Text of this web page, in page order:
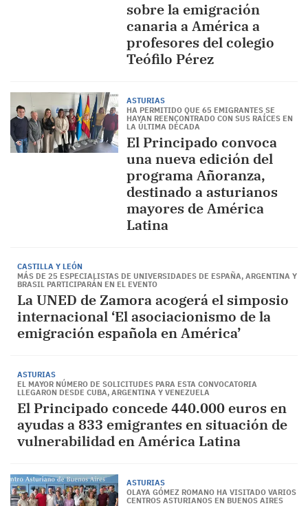
sobre la emigración
canaria a América a
profesores del colegio
Teófilo Pérez
ASTURIAS
HA PERMITIDO QUE 65 EMIGRANTES SE
HAYAN REENCONTRADO CON SUS RAÍCES EN
LA ÚLTIMA DÉCADA
El Principado convoca
una nueva edición del
programa Añoranza,
destinado a asturianos
mayores de América
Latina
CASTILLA Y LEÓN
MÁS DE 25 ESPECIALISTAS DE UNIVERSIDADES DE ESPAÑA, ARGENTINA Y
BRASIL PARTICIPARÁN EN EL EVENTO
La UNED de Zamora acogerá el simposio
internacional ‘El asociacionismo de la
emigración española en América’
ASTURIAS
EL MAYOR NÚMERO DE SOLICITUDES PARA ESTA CONVOCATORIA
LLEGARON DESDE CUBA, ARGENTINA Y VENEZUELA
El Principado concede 440.000 euros en
ayudas a 833 emigrantes en situación de
vulnerabilidad en América Latina
ASTURIAS
OLAYA GÓMEZ ROMANO HA VISITADO VARIOS
CENTROS ASTURIANOS EN BUENOS AIRES